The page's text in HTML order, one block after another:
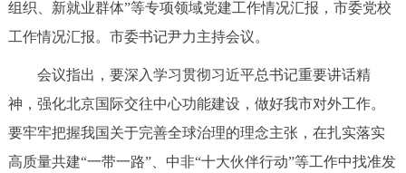
个人服务 法人服务 部门服务
中介服务 阳光政务
政民互动
组织、新就业群体”等专项领域党建工作情况汇报，市委党校
工作情况汇报。市委书记尹力主持会议。
会议指出，要深入学习贯彻习近平总书记重要讲话精
神，强化北京国际交往中心功能建设，做好我市对外工作。
要牢牢把握我国关于完善全球治理的理念主张，在扎实落实
高质量共建“一带一路”、中非“十大伙伴行动”等工作中找准发